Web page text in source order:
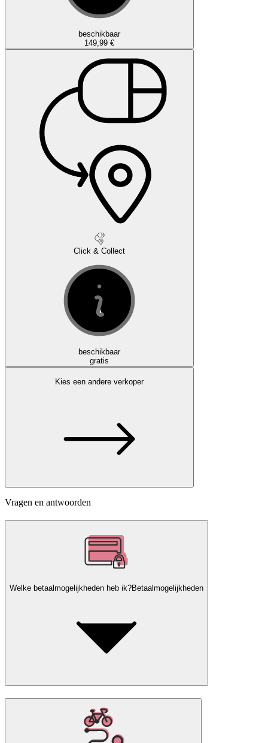
beschikbaar
149,99 €
Click & Collect
beschikbaar
gratis
Kies een andere verkoper
Vragen en antwoorden
Welke betaalmogelijkheden heb ik?Betaalmogelijkheden